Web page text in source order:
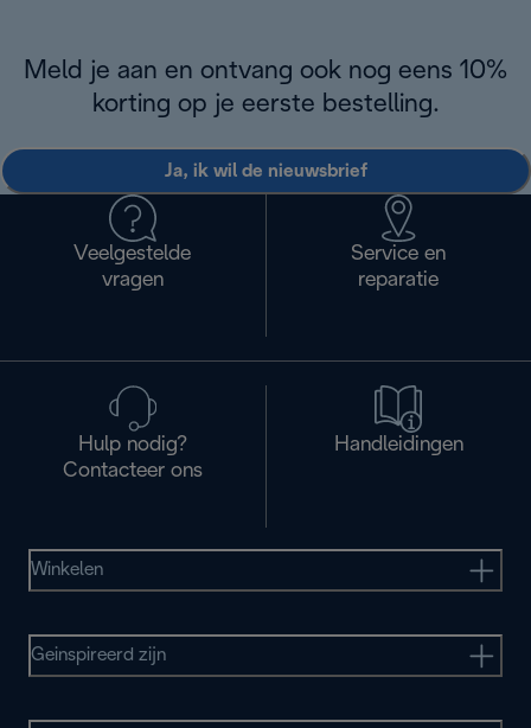
Meld je aan en ontvang ook nog eens 10%
korting op je eerste bestelling.
Ja, ik wil de nieuwsbrief
Veelgestelde
vragen
Service en
reparatie
Hulp nodig?
Contacteer ons
Handleidingen
Winkelen
Geinspireerd zijn